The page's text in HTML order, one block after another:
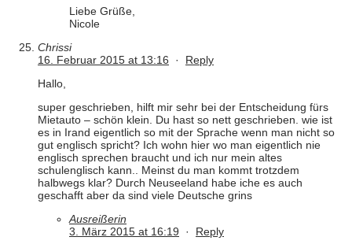
Liebe Grüße,
Nicole
Chrissi
16. Februar 2015 at 13:16 · Reply
Hallo,
super geschrieben, hilft mir sehr bei der Entscheidung fürs
Mietauto – schön klein. Du hast so nett geschrieben. wie ist
es in Irand eigentlich so mit der Sprache wenn man nicht so
gut englisch spricht? Ich wohn hier wo man eigentlich nie
englisch sprechen braucht und ich nur mein altes
schulenglisch kann.. Meinst du man kommt trotzdem
halbwegs klar? Durch Neuseeland habe iche es auch
geschafft aber da sind viele Deutsche grins
Ausreißerin
3. März 2015 at 16:19 · Reply